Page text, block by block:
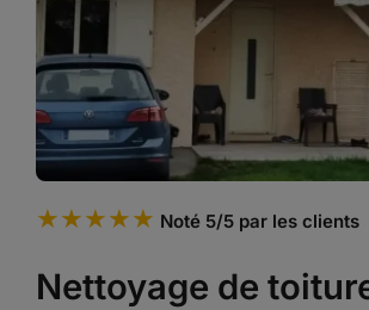
★★★★★ Noté 5/5 par les clients
Nettoyage de